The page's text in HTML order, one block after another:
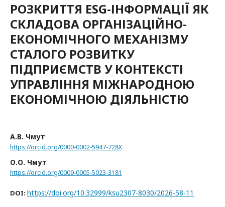
РОЗКРИТТЯ ESG-ІНФОРМАЦІЇ ЯК
СКЛАДОВА ОРГАНІЗАЦІЙНО-
ЕКОНОМІЧНОГО МЕХАНІЗМУ
СТАЛОГО РОЗВИТКУ
ПІДПРИЄМСТВ У КОНТЕКСТІ
УПРАВЛІННЯ МІЖНАРОДНОЮ
ЕКОНОМІЧНОЮ ДІЯЛЬНІСТЮ
А.В. Чмут
https://orcid.org/0000-0002-5947-728X
О.О. Чмут
https://orcid.org/0009-0005-5023-3181
DOI: https://doi.org/10.32999/ksu2307-8030/2026-58-11